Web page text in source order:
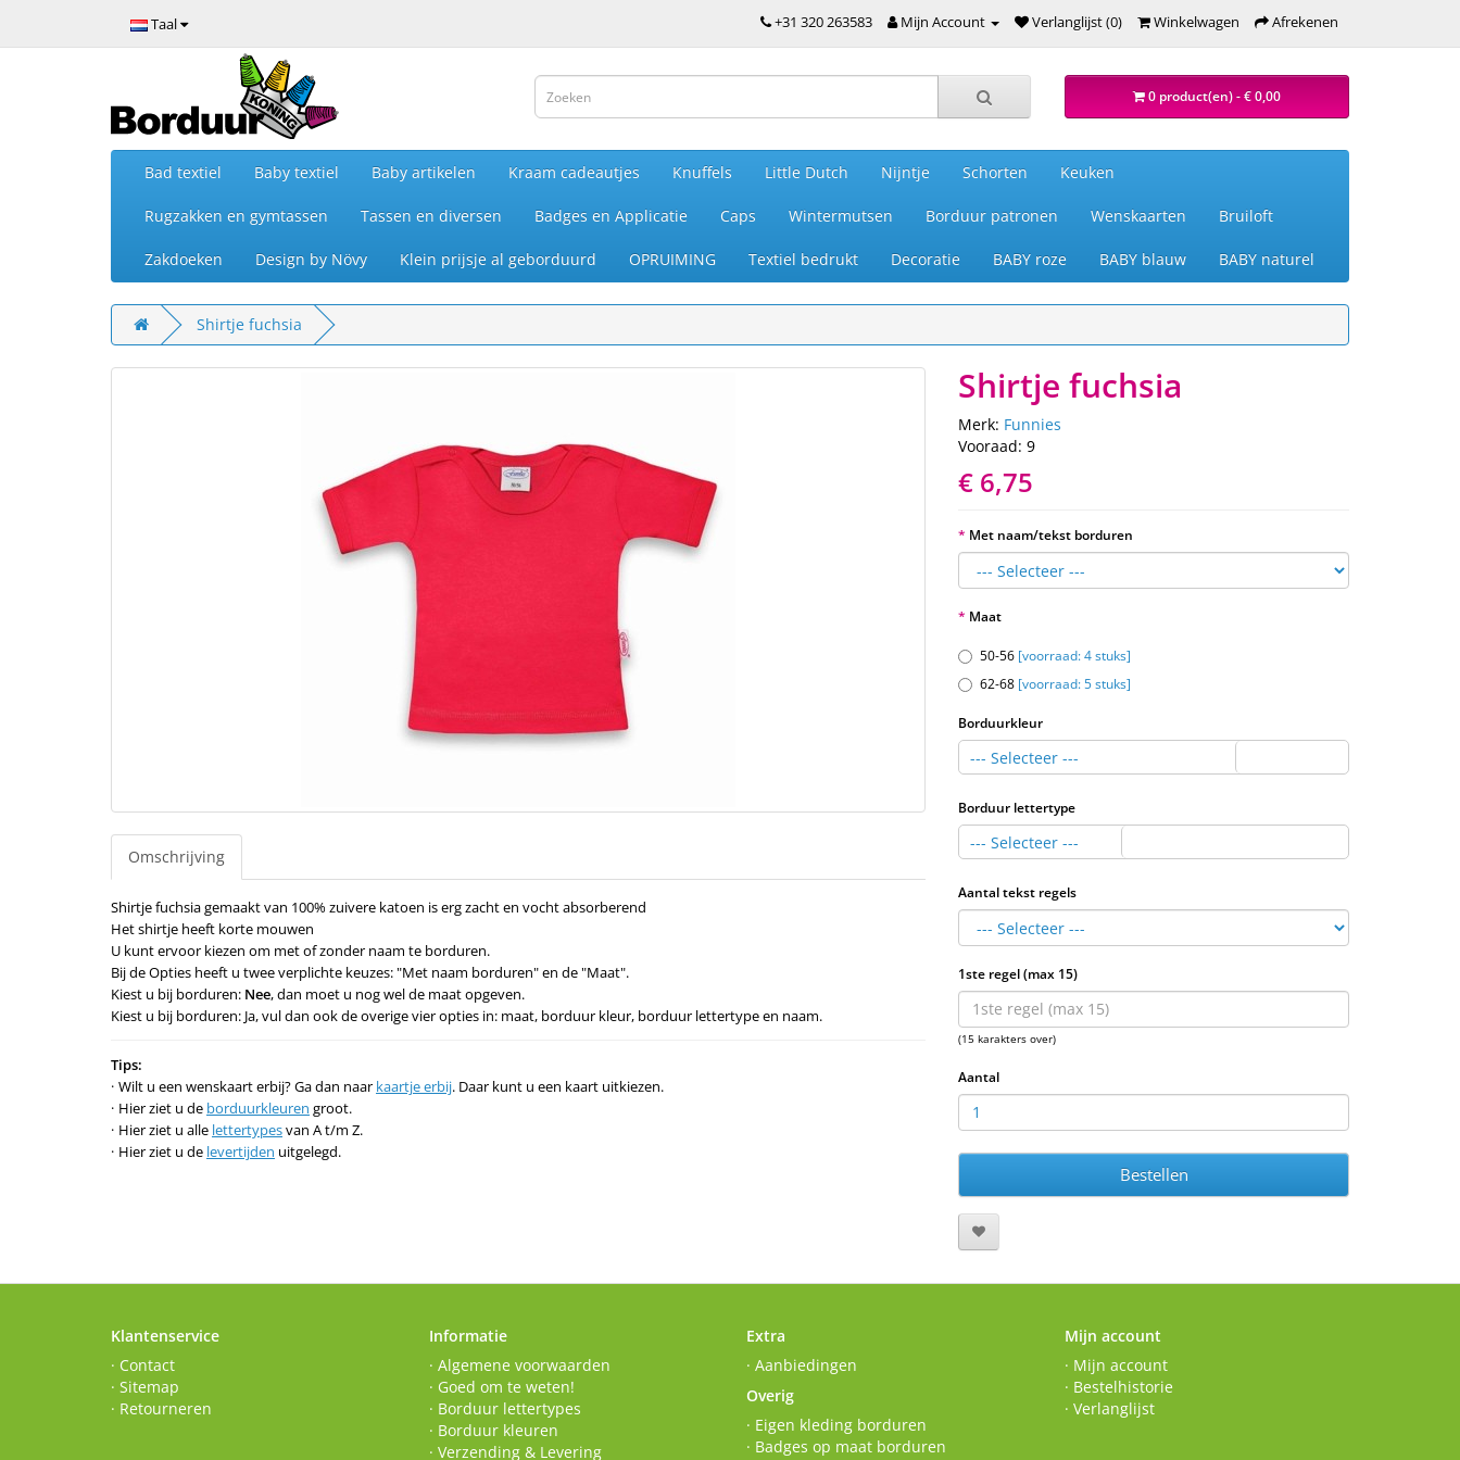
Taal +31 320 263583 Mijn Account Verlanglijst (0) Winkelwagen Afrekenen
0 product(en) - € 0,00
Bad textiel Baby textiel Baby artikelen Kraam cadeautjes Knuffels Little Dutch Nijntje Schorten Keuken
Rugzakken en gymtassen Tassen en diversen Badges en Applicatie Caps Wintermutsen Borduur patronen Wenskaarten Bruiloft
Zakdoeken Design by Növy Klein prijsje al geborduurd OPRUIMING Textiel bedrukt Decoratie BABY roze BABY blauw BABY naturel
Shirtje fuchsia
Omschrijving
Shirtje fuchsia gemaakt van 100% zuivere katoen is erg zacht en vocht absorberend
Het shirtje heeft korte mouwen
U kunt ervoor kiezen om met of zonder naam te borduren.
Bij de Opties heeft u twee verplichte keuzes: "Met naam borduren" en de "Maat".
Kiest u bij borduren: Nee, dan moet u nog wel de maat opgeven.
Kiest u bij borduren: Ja, vul dan ook de overige vier opties in: maat, borduur kleur, borduur lettertype en naam.
Tips:
Wilt u een wenskaart erbij? Ga dan naar kaartje erbij. Daar kunt u een kaart uitkiezen.
Hier ziet u de borduurkleuren groot.
Hier ziet u alle lettertypesvan A t/m Z.
Hier ziet u de levertijden uitgelegd.
Shirtje fuchsia
Merk: Funnies
Vooraad: 9
€ 6,75
Met naam/tekst borduren
Maat
50-56 [voorraad: 4 stuks]
62-68 [voorraad: 5 stuks]
Borduurkleur
--- Selecteer ---
Borduur lettertype
--- Selecteer ---
Aantal tekst regels
1ste regel (max 15)
(15 karakters over)
Aantal
Bestellen
Klantenservice
· Contact
· Sitemap
· Retourneren
Informatie
· Algemene voorwaarden
· Goed om te weten!
· Borduur lettertypes
· Borduur kleuren
· Verzending & Levering
Extra
· Aanbiedingen
Overig
· Eigen kleding borduren
· Badges op maat borduren
Mijn account
· Mijn account
· Bestelhistorie
· Verlanglijst